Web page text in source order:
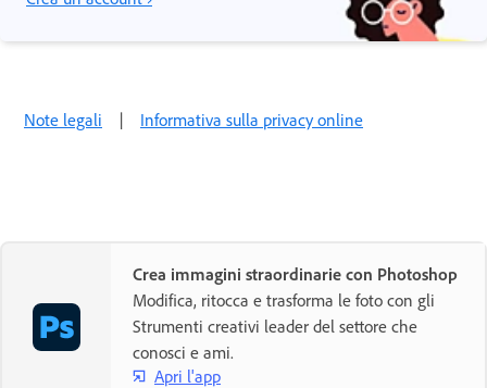
Note legali | Informativa sulla privacy online
Crea immagini straordinarie con Photoshop
Modifica, ritocca e trasforma le foto con gli
Strumenti creativi leader del settore che
conosci e ami.
Apri l'app